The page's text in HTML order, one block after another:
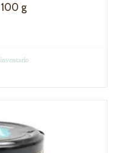
g